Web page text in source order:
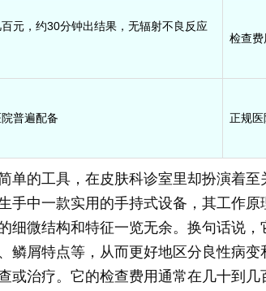
百元，约30分钟出结果，无辐射不良反应
检查
普遍配备 正规
单的工具，在皮肤科诊室里却扮演着
手中一款实用的手持式设备，其工作
细微结构和特征一览无余。换句话说
鳞屑特点等，从而更好地区分良性病
或治疗。它的检查费用通常在几十到